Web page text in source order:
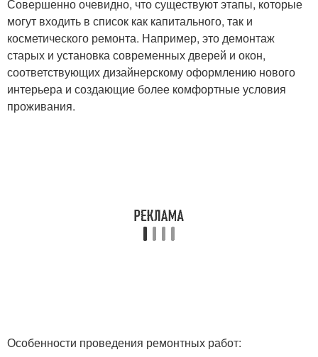
Совершенно очевидно, что существуют этапы, которые
могут входить в список как капитального, так и
косметического ремонта. Например, это демонтаж
старых и установка современных дверей и окон,
соответствующих дизайнерскому оформлению нового
интерьера и создающие более комфортные условия
проживания.
Особенности проведения ремонтных работ: